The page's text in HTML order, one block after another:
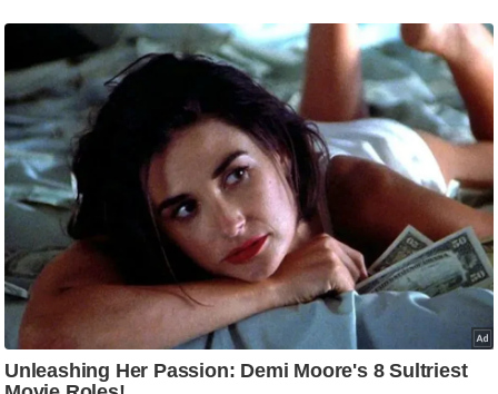
s
इ
फ
स्टा
इ
ल
क्नॉ
लॉ
जी
ब्यू
टी